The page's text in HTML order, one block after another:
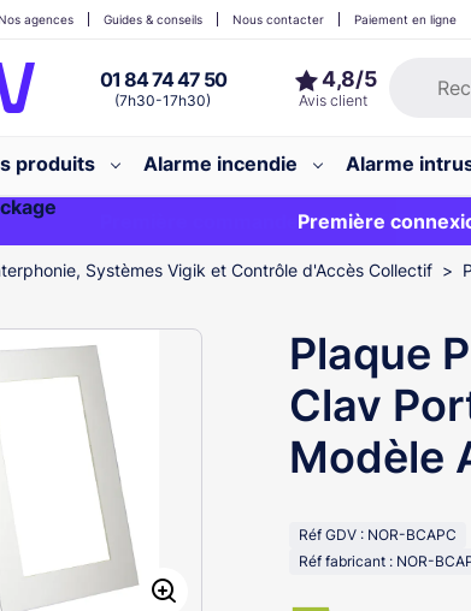
01 84 74 47 50
(7h30-17h30)
agences Guides & conseils Nous contacter Paiement en ligne
produits Alarme incendie Alarme
Première commande ?20€ OFFERT
Première
EXCLU WEB :
Systèmes Vigik et Contrôle d'Accès Collectif
Plaque
Clav
Modèle
Réf GDV : NOR-BCAPC
Réf fabricant : NOR-